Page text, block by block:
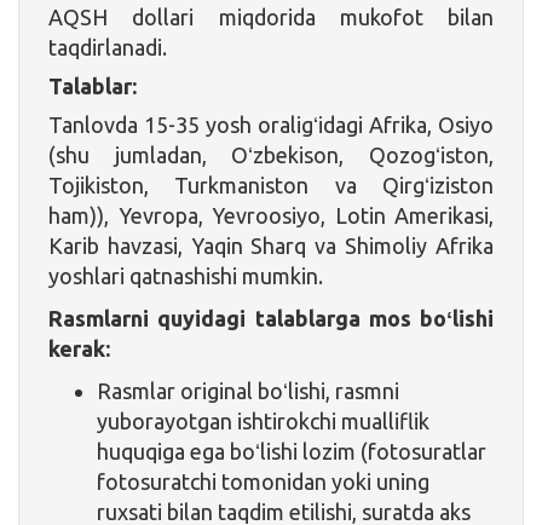
AQSH dollari miqdorida mukofot bilan
taqdirlanadi.
Talablar:
Tanlovda 15-35 yosh oraligʻidagi Afrika, Osiyo
(shu jumladan, Oʻzbekison, Qozogʻiston,
Tojikiston, Turkmaniston va Qirgʻiziston
ham)), Yevropa, Yevroosiyo, Lotin Amerikasi,
Karib havzasi, Yaqin Sharq va Shimoliy Afrika
yoshlari qatnashishi mumkin.
Rasmlarni quyidagi talablarga mos boʻlishi
kerak:
Rasmlar original boʻlishi, rasmni
yuborayotgan ishtirokchi mualliflik
huquqiga ega boʻlishi lozim (fotosuratlar
fotosuratchi tomonidan yoki uning
ruxsati bilan taqdim etilishi, suratda aks